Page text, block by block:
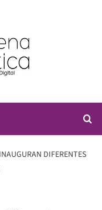
DIFERENTES